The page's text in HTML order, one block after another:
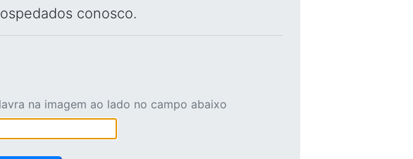
conosco.
na imagem ao lado no campo abaixo